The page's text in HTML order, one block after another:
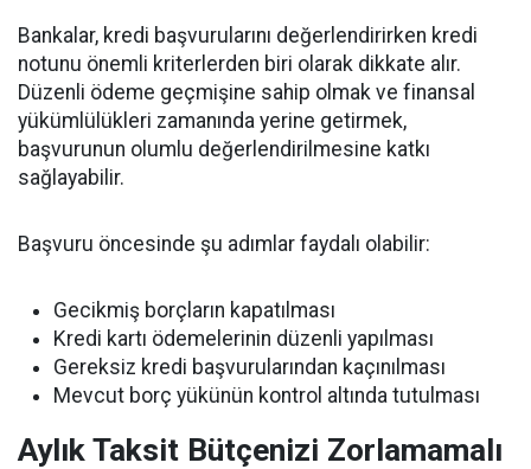
Bankalar, kredi başvurularını değerlendirirken kredi
notunu önemli kriterlerden biri olarak dikkate alır.
Düzenli ödeme geçmişine sahip olmak ve finansal
yükümlülükleri zamanında yerine getirmek,
başvurunun olumlu değerlendirilmesine katkı
sağlayabilir.
Başvuru öncesinde şu adımlar faydalı olabilir:
Gecikmiş borçların kapatılması
Kredi kartı ödemelerinin düzenli yapılması
Gereksiz kredi başvurularından kaçınılması
Mevcut borç yükünün kontrol altında tutulması
Aylık Taksit Bütçenizi Zorlamamalı